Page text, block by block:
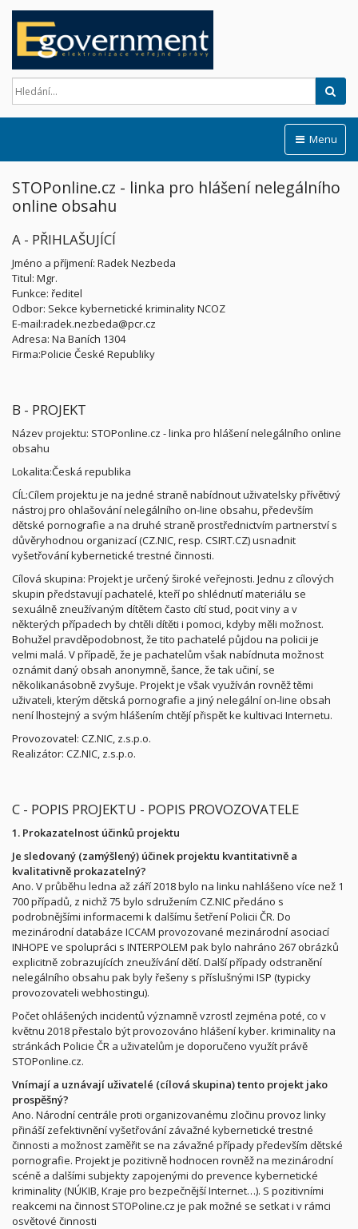
Menu
STOPonline.cz - linka pro hlášení nelegálního
online obsahu
A - PŘIHLAŠUJÍCÍ
Jméno a příjmení: Radek Nezbeda
Titul: Mgr.
Funkce: ředitel
Odbor: Sekce kybernetické kriminality NCOZ
E-mail:radek.nezbeda@pcr.cz
Adresa: Na Baních 1304
Firma:Policie České Republiky
B - PROJEKT
Název projektu: STOPonline.cz - linka pro hlášení nelegálního online
obsahu
Lokalita:Česká republika
CÍL:Cílem projektu je na jedné straně nabídnout uživatelsky přívětivý
nástroj pro ohlašování nelegálního on-line obsahu, především
dětské pornografie a na druhé straně prostřednictvím partnerství s
důvěryhodnou organizací (CZ.NIC, resp. CSIRT.CZ) usnadnit
vyšetřování kybernetické trestné činnosti.
Cílová skupina: Projekt je určený široké veřejnosti. Jednu z cílových
skupin představují pachatelé, kteří po shlédnutí materiálu se
sexuálně zneužívaným dítětem často cítí stud, pocit viny a v
některých případech by chtěli dítěti i pomoci, kdyby měli možnost.
Bohužel pravděpodobnost, že tito pachatelé půjdou na policii je
velmi malá. V případě, že je pachatelům však nabídnuta možnost
oznámit daný obsah anonymně, šance, že tak učiní, se
několikanásobně zvyšuje. Projekt je však využíván rovněž těmi
uživateli, kterým dětská pornografie a jiný nelegální on-line obsah
není lhostejný a svým hlášením chtějí přispět ke kultivaci Internetu.
Provozovatel: CZ.NIC, z.s.p.o.
Realizátor: CZ.NIC, z.s.p.o.
C - POPIS PROJEKTU - POPIS PROVOZOVATELE
1. Prokazatelnost účinků projektu
Je sledovaný (zamýšlený) účinek projektu kvantitativně a
kvalitativně prokazatelný?
Ano. V průběhu ledna až září 2018 bylo na linku nahlášeno více než 1
700 případů, z nichž 75 bylo sdružením CZ.NIC předáno s
podrobnějšími informacemi k dalšímu šetření Policii ČR. Do
mezinárodní databáze ICCAM provozované mezinárodní asociací
INHOPE ve spolupráci s INTERPOLEM pak bylo nahráno 267 obrázků
explicitně zobrazujících zneužívání dětí. Další případy odstranění
nelegálního obsahu pak byly řešeny s příslušnými ISP (typicky
provozovateli webhostingu).
Počet ohlášených incidentů významně vzrostl zejména poté, co v
květnu 2018 přestalo být provozováno hlášení kyber. kriminality na
stránkách Policie ČR a uživatelům je doporučeno využít právě
STOPonline.cz.
Vnímají a uznávají uživatelé (cílová skupina) tento projekt jako
prospěšný?
Ano. Národní centrále proti organizovanému zločinu provoz linky
přináší zefektivnění vyšetřování závažné kybernetické trestné
činnosti a možnost zaměřit se na závažné případy především dětské
pornografie. Projekt je pozitivně hodnocen rovněž na mezinárodní
scéně a dalšími subjekty zapojenými do prevence kybernetické
kriminality (NÚKIB, Kraje pro bezpečnější Internet…). S pozitivními
reakcemi na činnost STOPoline.cz je pak možné se setkat i v rámci
osvětové činnosti